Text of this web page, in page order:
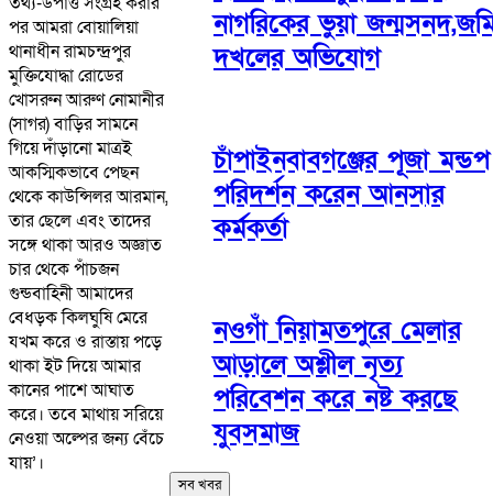
পর আমরা বোয়ালিয়া
থানাধীন রামচন্দ্রপুর
মুক্তিযোদ্ধা রোডের
খোসরুন আরুণ নোমানীর
(সাগর) বাড়ির সামনে
গিয়ে দাঁড়ানো মাত্রই
আকস্মিকভাবে পেছন
থেকে কাউন্সিলর আরমান,
তার ছেলে এবং তাদের
সঙ্গে থাকা আরও অজ্ঞাত
চার থেকে পাঁচজন
গুন্ডবাহিনী আমাদের
বেধড়ক কিলঘুষি মেরে
যখম করে ও রাস্তায় পড়ে
থাকা ইট দিয়ে আমার
কানের পাশে আঘাত
করে। তবে মাথায় সরিয়ে
নেওয়া অল্পের জন্য বেঁচে
যায়’।
নাগরিকের ভুয়া
দখলের অভিযোগ
চাঁপাইনবাবগঞ্জের পূজা মন্ডপ
পরিদর্শন করেন আনসার
কর্মকর্তা
নওগাঁ নিয়ামতপুরে মেলার
আড়ালে অশ্লীল নৃত্য
পরিবেশন করে নষ্ট করছে
যুবসমাজ
সব খবর